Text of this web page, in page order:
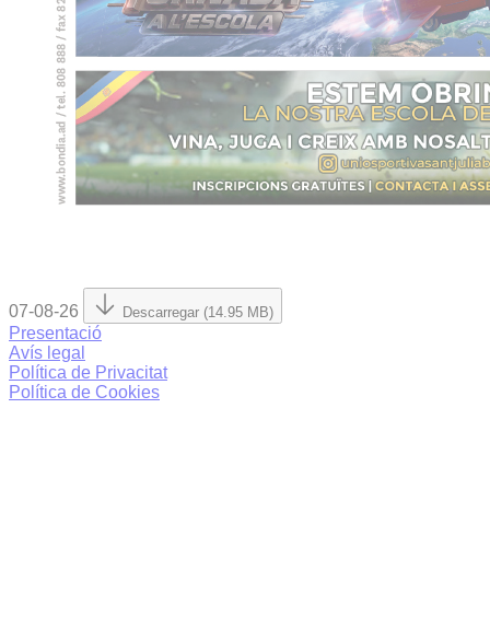
07-08-26 Descarregar (14.95 MB)
Presentació
Avís legal
Política de Privacitat
Política de Cookies